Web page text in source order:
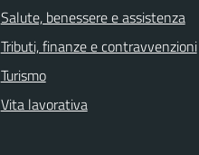
Salute, benessere e assistenza
Tributi, finanze e contravvenzioni
Turismo
Vita lavorativa